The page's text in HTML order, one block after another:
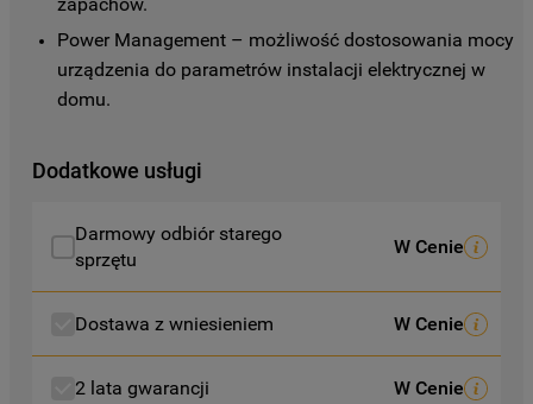
Power Management – możliwość dostosowania mocy
urządzenia do parametrów instalacji elektrycznej w
domu.
Dodatkowe usługi
Darmowy odbiór starego
sprzętu
W Cenie
Dostawa z wniesieniem W Cenie
2 lata gwarancji W Cenie
preferencje, znajdą Państwo w naszej
Polityce Cookies. Informacje na temat
przetwarzania danych osobowych
zbieranych za pośrednictwem plików
prywatności
WSZYSTKIE PLIKI COOKIES"
, wyrażają
Państwo zgodę na instalację wszystkich
udostępnianie Państwa danych
podmiotom trzecim w wyżej wymienionych
celach.